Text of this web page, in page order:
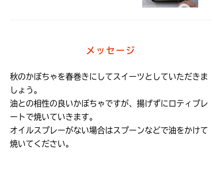
メッセージ
秋のかぼちゃを春巻きにしてスイーツとしていただきま
しょう。
油との相性の良いかぼちゃですが、揚げずにロティプレ
ートで焼いていきます。
オイルスプレーがない場合はスプーンなどで油をかけて